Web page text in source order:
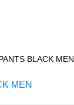
BLACK MEN
MEN